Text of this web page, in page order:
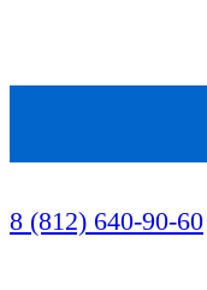
8 (812) 640-90-60